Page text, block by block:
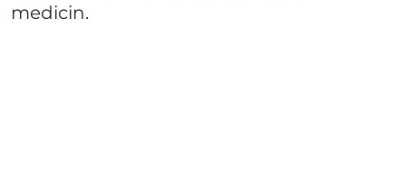
medicin.